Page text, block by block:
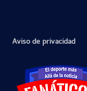
Aviso de privacidad